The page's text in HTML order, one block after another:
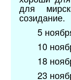
для
созидание.
5
10
18
23